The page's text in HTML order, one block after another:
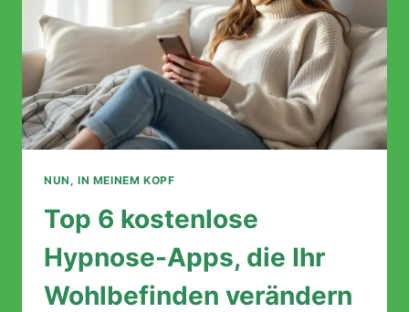
ANZEICHEN
DER
HAUTALTERUNG
NUN, IN MEINEM KOPF
Top 6 kostenlose
Hypnose-Apps, die Ihr
Wohlbefinden verändern